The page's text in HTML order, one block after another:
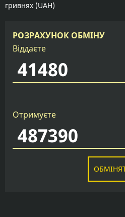
гривнях (UAH)
РОЗРАХУНОК ОБМІНУ
Віддаєте
Отримуєте